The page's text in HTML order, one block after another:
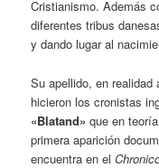
Cristianismo. Además
diferentes tribus
y dando lugar al
Su apellido, en
hicieron los cronistas
«Blatand» que en
primera aparición
encuentra en el